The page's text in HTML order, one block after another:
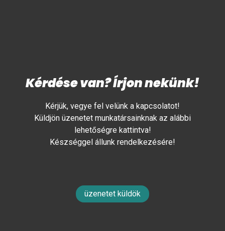
Kérdése van? Írjon nekünk!
Kérjük, vegye fel velünk a kapcsolatot!
Küldjön üzenetet munkatársainknak az alábbi
lehetőségre kattintva!
Készséggel állunk rendelkezésére!
üzenetet küldök